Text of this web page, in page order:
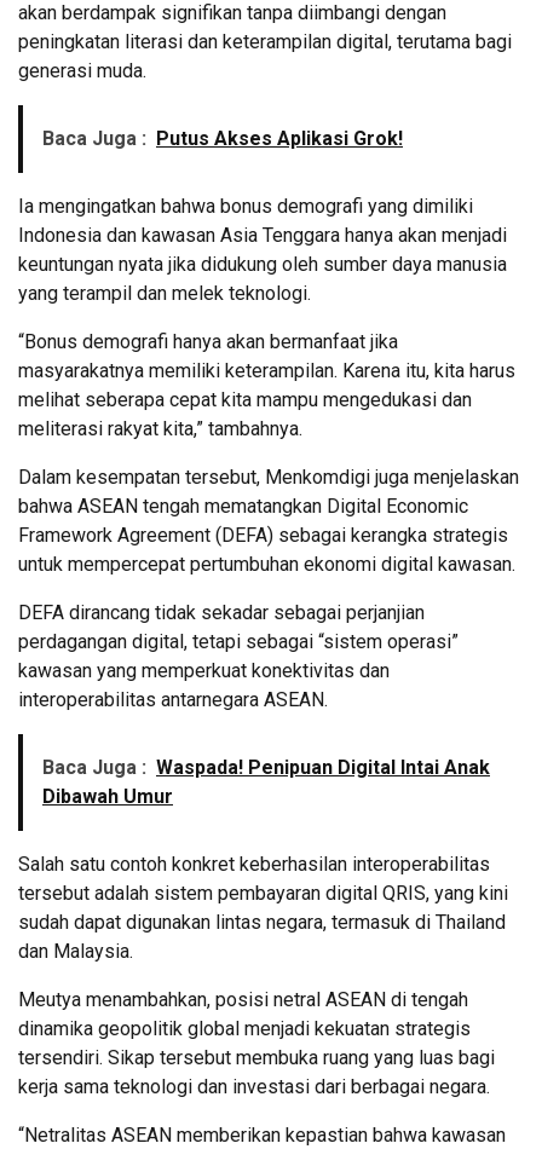
akan berdampak signifikan tanpa diimbangi dengan
peningkatan literasi dan keterampilan digital, terutama bagi
generasi muda.
Baca Juga : Putus Akses Aplikasi Grok!
Ia mengingatkan bahwa bonus demografi yang dimiliki
Indonesia dan kawasan Asia Tenggara hanya akan menjadi
keuntungan nyata jika didukung oleh sumber daya manusia
yang terampil dan melek teknologi.
“Bonus demografi hanya akan bermanfaat jika
masyarakatnya memiliki keterampilan. Karena itu, kita harus
melihat seberapa cepat kita mampu mengedukasi dan
meliterasi rakyat kita,” tambahnya.
Dalam kesempatan tersebut, Menkomdigi juga menjelaskan
bahwa ASEAN tengah mematangkan Digital Economic
Framework Agreement (DEFA) sebagai kerangka strategis
untuk mempercepat pertumbuhan ekonomi digital kawasan.
DEFA dirancang tidak sekadar sebagai perjanjian
perdagangan digital, tetapi sebagai “sistem operasi”
kawasan yang memperkuat konektivitas dan
interoperabilitas antarnegara ASEAN.
Baca Juga : Waspada! Penipuan Digital Intai Anak
Dibawah Umur
Salah satu contoh konkret keberhasilan interoperabilitas
tersebut adalah sistem pembayaran digital QRIS, yang kini
sudah dapat digunakan lintas negara, termasuk di Thailand
dan Malaysia.
Meutya menambahkan, posisi netral ASEAN di tengah
dinamika geopolitik global menjadi kekuatan strategis
tersendiri. Sikap tersebut membuka ruang yang luas bagi
kerja sama teknologi dan investasi dari berbagai negara.
“Netralitas ASEAN memberikan kepastian bahwa kawasan